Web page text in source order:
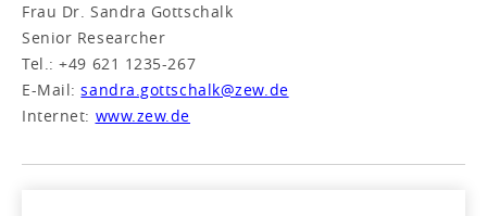
Frau Dr. Sandra Gottschalk
Senior Researcher
Tel.: +49 621 1235-267
E-Mail:sandra.gottschalk@zew.de
Internet: www.zew.de